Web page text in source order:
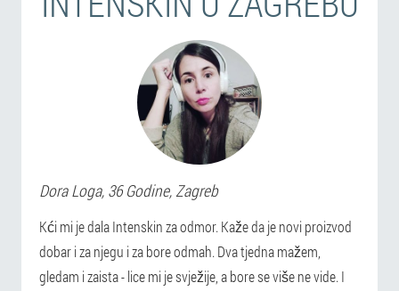
Dora Loga, 36 Godine,Zagreb
Kći mi je dala Intenskin za odmor. Kaže da je novi proizvod
dobar i za njegu i za bore odmah. Dva tjedna mažem,
gledam i zaista - lice mi je svježije, a bore se više ne vide. I